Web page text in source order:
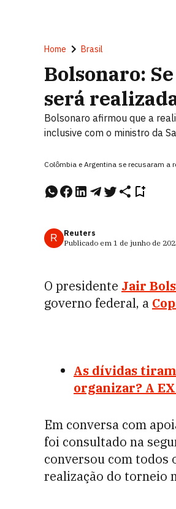
Home Brasil
Bolsonaro:
será
Bolsonaro afirmou que a
inclusive com o ministro da
Colômbia e Argentina se recusaram a
R
Reuters
Publicado em 1 de junho de
O presidente Jair
governo federal, a
As dívidas tiram
organizar? A
Em conversa com
foi consultado na
conversou com todos
realização do torneio